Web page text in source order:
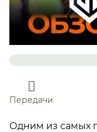
Передачи
Одним из самых